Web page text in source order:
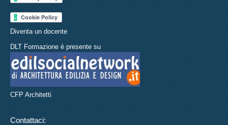
Diventa un docente
DLT Formazione è presente su
CFP Architetti
Contattaci: